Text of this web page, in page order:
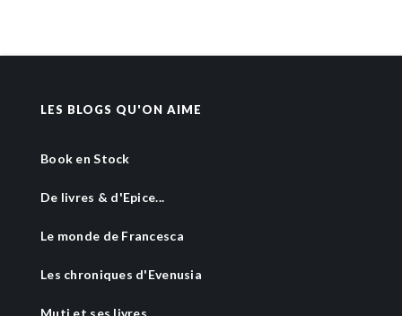
LES BLOGS QU'ON AIME
Book en Stock
De livres & d'Epice...
Le monde de Francesca
Les chroniques d'Evenusia
Muti et ses livres